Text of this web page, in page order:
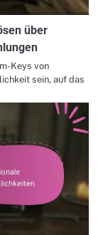
über
Keys von
sein, auf das